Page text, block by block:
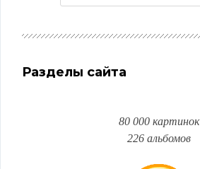
Разделы сайта
80 000 картинок
226 альбомов